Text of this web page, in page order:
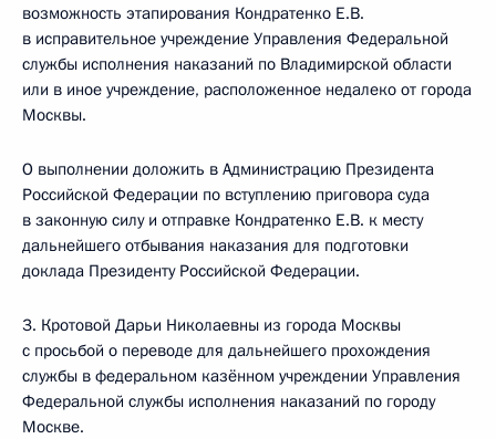
возможность этапирования Кондратенко Е.В.
в исправительное учреждение Управления Федеральной
службы исполнения наказаний по Владимирской области
или в иное учреждение, расположенное недалеко от города
Москвы.
О выполнении доложить в Администрацию Президента
Российской Федерации по вступлению приговора суда
в законную силу и отправке Кондратенко Е.В. к месту
дальнейшего отбывания наказания для подготовки
доклада Президенту Российской Федерации.
3. Кротовой Дарьи Николаевны из города Москвы
с просьбой о переводе для дальнейшего прохождения
службы в федеральном казённом учреждении Управления
Федеральной службы исполнения наказаний по городу
Москве.